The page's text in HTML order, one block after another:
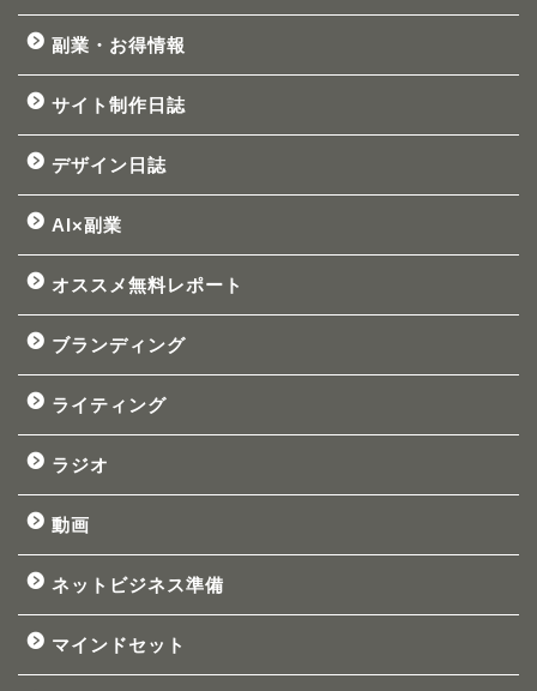
副業・お得情報
サイト制作日誌
デザイン日誌
AI×副業
オススメ無料レポート
ブランディング
ライティング
ラジオ
動画
ネットビジネス準備
マインドセット